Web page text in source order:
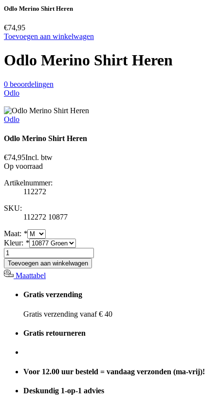
Odlo Merino Shirt Heren
€74,95
Toevoegen aan winkelwagen
Odlo Merino Shirt Heren
0 beoordelingen
Odlo
Odlo
Odlo Merino Shirt Heren
€74,95Incl. btw
Op voorraad
Artikelnummer:
112272
SKU:
112272 10877
Maat: *
Kleur: *
Toevoegen aan winkelwagen
Maattabel
Gratis verzending
Gratis verzending vanaf € 40
Gratis retourneren
Voor 12.00 uur besteld = vandaag verzonden (ma-vrij)!
Deskundig 1-op-1 advies